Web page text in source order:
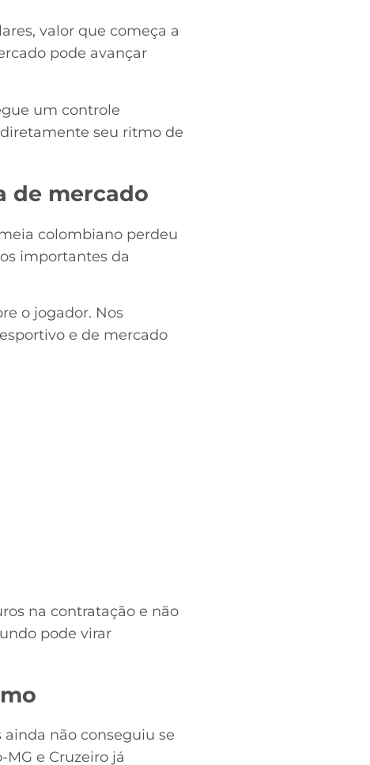
valor que começa a
pode avançar
um controle
seu ritmo de
de mercado
colombiano perdeu
importantes da
o jogador. Nos
e de mercado
na contratação e não
pode virar
não conseguiu se
e Cruzeiro já